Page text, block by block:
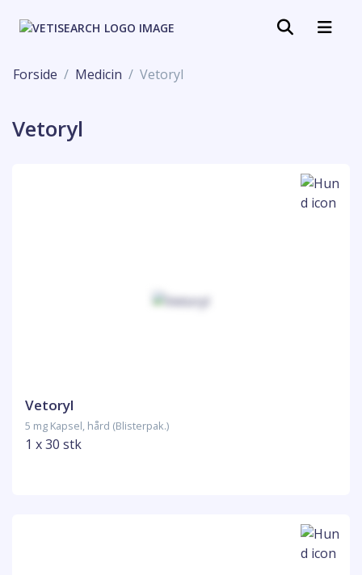
Forside Medicin Vetoryl
Vetoryl
Vetoryl
5 mg Kapsel, hård (Blisterpak.)
1 x 30 stk